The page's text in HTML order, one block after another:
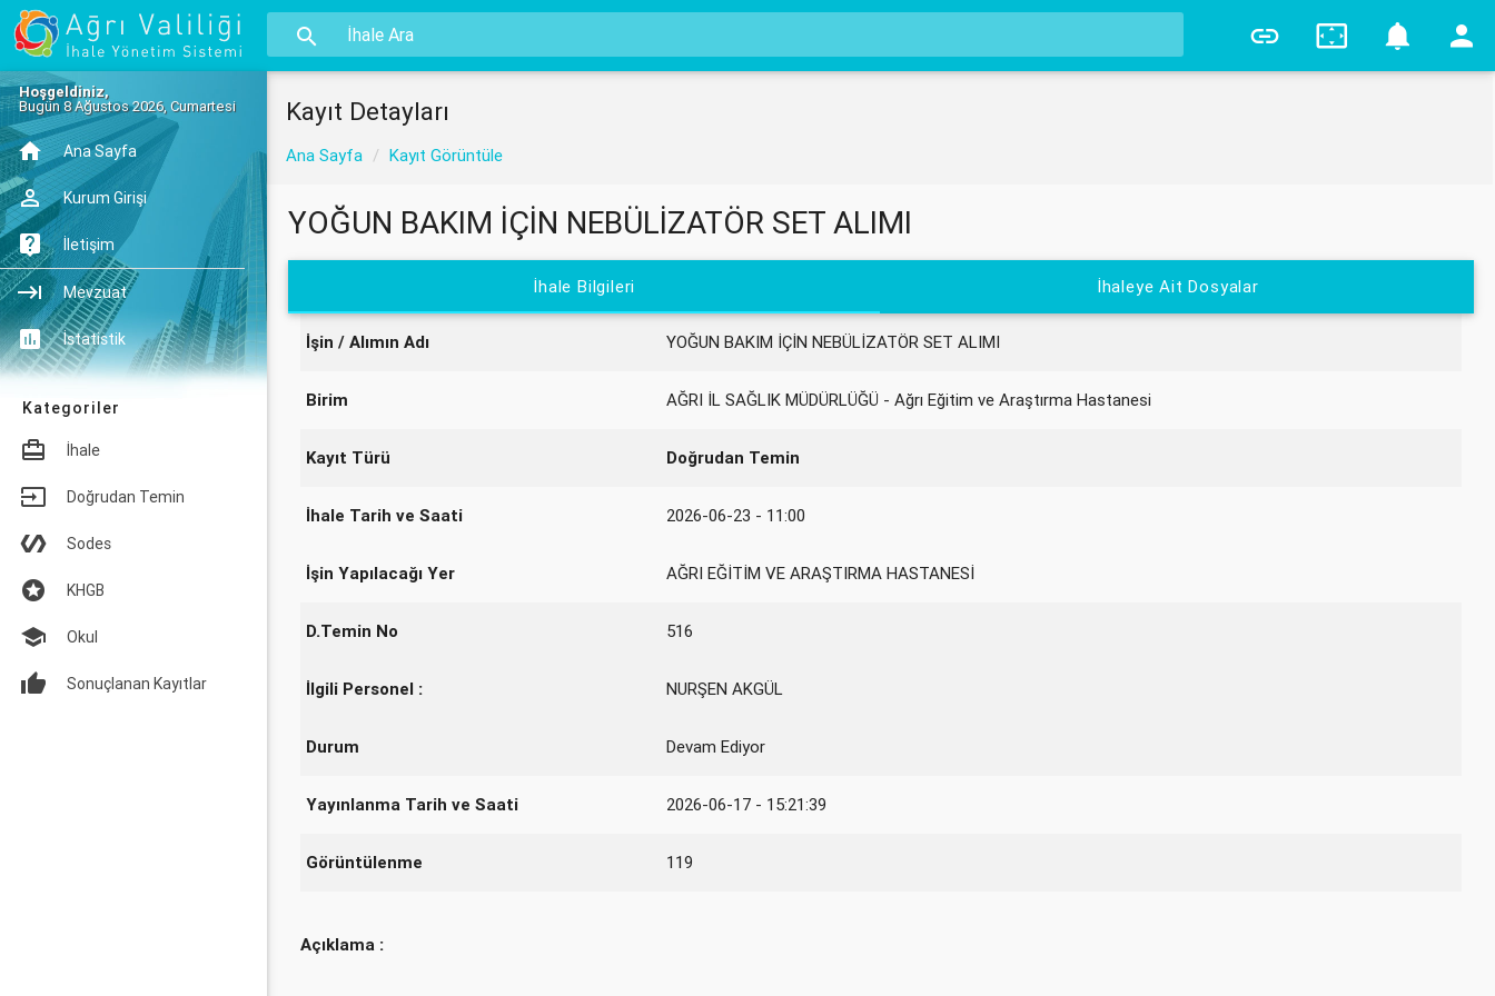
Hoşgeldiniz,
Bugün 8 Ağustos 2026, Cumartesi
Ana Sayfa
Kurum Girişi
İletişim
Mevzuat
İstatistik
Kategoriler
İhale
Doğrudan Temin
Sodes
KHGB
Okul
Sonuçlanan Kayıtlar
Kayıt Detayları
Ana Sayfa Kayıt Görüntüle
YOĞUN BAKIM İÇİN NEBÜLİZATÖR SET ALIMI
İhale Bilgileri İhaleye Ait Dosyalar
İşin / Alımın Adı YOĞUN BAKIM İÇİN NEBÜLİZATÖR SET ALIMI
Birim AĞRI İL SAĞLIK MÜDÜRLÜĞÜ - Ağrı Eğitim ve Araştırma Hastanesi
Kayıt Türü Doğrudan Temin
İhale Tarih ve Saati 2026-06-23 - 11:00
İşin Yapılacağı Yer AĞRI EĞİTİM VE ARAŞTIRMA HASTANESİ
D.Temin No 516
İlgili Personel : NURŞEN AKGÜL
Durum Devam Ediyor
Yayınlanma Tarih ve Saati 2026-06-17 - 15:21:39
Görüntülenme 119
Açıklama :